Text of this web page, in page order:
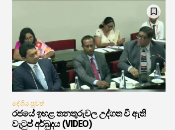
දේශීය පුවත්
රජයේ ඉහළ තනතුරුවල උද්ගත වී ඇති
වැටුප් අර්බුදය (VIDEO)